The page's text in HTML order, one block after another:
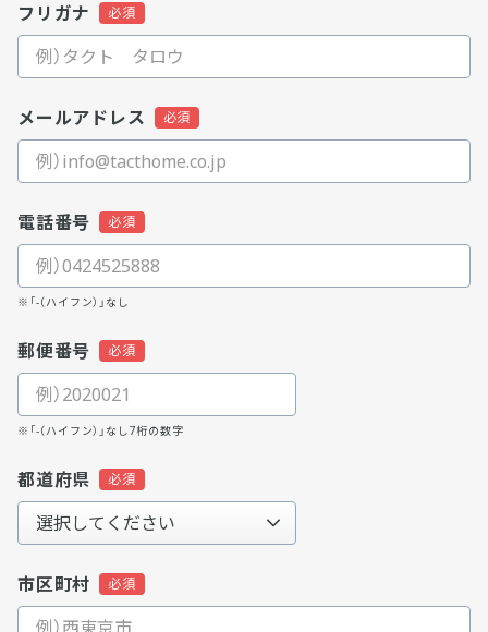
フリガナ
メールアドレス
電話番号
※「-（ハイフン）」なし
郵便番号
※「-（ハイフン）」なし7桁の数字
都道府県
市区町村